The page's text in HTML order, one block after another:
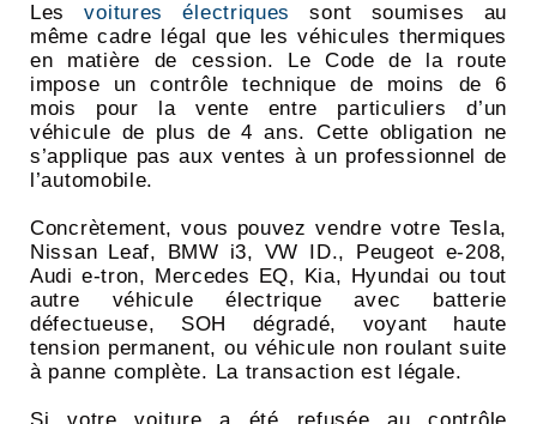
Lesvoitures électriques
sont soumises au
même cadre légal que les véhicules thermiques
en matière de cession. Le Code de la route
impose un contrôle technique de moins de 6
mois pour la vente entre particuliers d’un
véhicule de plus de 4 ans. Cette obligation ne
s’applique pas aux ventes à un professionnel de
l’automobile.
Concrètement, vous pouvez vendre votre Tesla,
Nissan Leaf, BMW i3, VW ID., Peugeot e-208,
Audi e-tron, Mercedes EQ, Kia, Hyundai ou tout
autre véhicule électrique avec batterie
défectueuse, SOH dégradé, voyant haute
tension permanent, ou véhicule non roulant suite
à panne complète. La transaction est légale.